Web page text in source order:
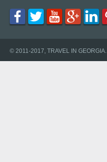
© 2011-2017, TRAVEL IN GEORGIA.